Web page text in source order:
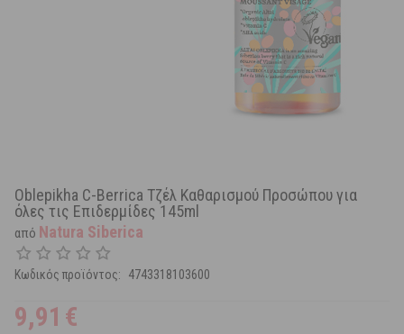
Oblepikha C-Berrica Τζέλ Καθαρισμού Προσώπου για
όλες τις Επιδερμίδες 145ml
από Natura Siberica
Κωδικός προϊόντος: 4743318103600
9,91 €